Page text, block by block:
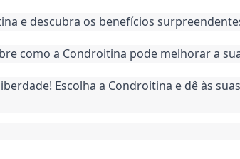
e descubra os benefícios
como a Condroitina pode melhorar a
Escolha a Condroitina e dê às